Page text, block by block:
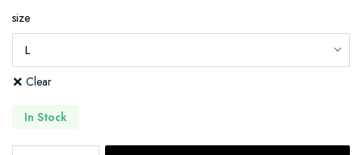
size
Clear
In Stock